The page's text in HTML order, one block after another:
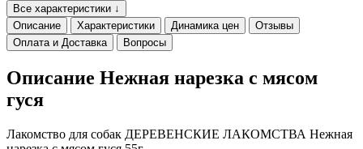
Все характеристики ↓
Описание
Характеристики Динамика цен
Отзывы
Оплата и Доставка
Вопросы
Описание Нежная нарезка с мясом
гуся
Лакомство для собак ДЕРЕВЕНСКИЕ ЛАКОМСТВА Нежная